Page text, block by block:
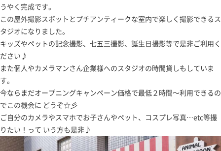
うやく完成です。
この屋外撮影スポットとプチアンティークな室内で楽しく撮影できるス
タジオになりました。
キッズやペットの記念撮影、七五三撮影、誕生日撮影等で是非ご利用く
ださい♪
また個人やカメラマンさん企業様へのスタジオの時間貸しもしていま
す。
今ならまだオープニングキャンペーン価格で最低２時間～利用できるの
でこの機会に どうぞ☆彡
ご自分のカメラやスマホでお子さんやペット、コスプレ写真…etc等撮
りたい！って いう方も是非♪